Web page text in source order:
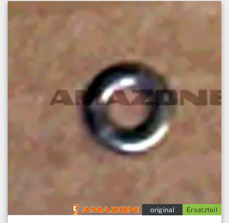
Ersatzteil
original